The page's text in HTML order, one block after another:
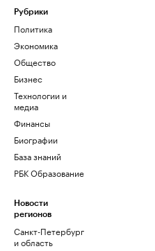
Рубрики
Политика
Экономика
Общество
Бизнес
Технологии и
медиа
Финансы
Биографии
База знаний
РБК Образование
Новости
регионов
Санкт-Петербург
и область